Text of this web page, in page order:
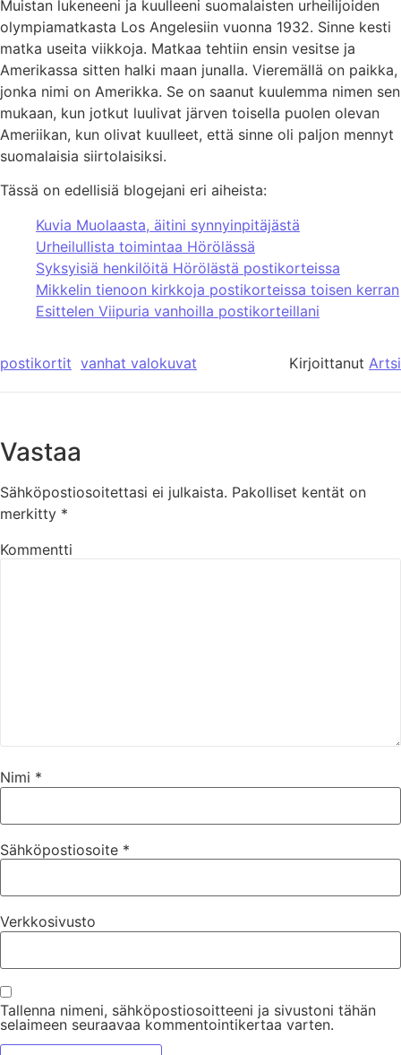
Muistan lukeneeni ja kuulleeni suomalaisten urheilijoiden
olympiamatkasta Los Angelesiin vuonna 1932. Sinne kesti
matka useita viikkoja. Matkaa tehtiin ensin vesitse ja
Amerikassa sitten halki maan junalla. Vieremällä on paikka,
jonka nimi on Amerikka. Se on saanut kuulemma nimen sen
mukaan, kun jotkut luulivat järven toisella puolen olevan
Ameriikan, kun olivat kuulleet, että sinne oli paljon mennyt
suomalaisia siirtolaisiksi.
Tässä on edellisiä blogejani eri aiheista:
Kuvia Muolaasta, äitini synnyinpitäjästä
Urheilullista toimintaa Hörölässä
Syksyisiä henkilöitä Hörölästä postikorteissa
Mikkelin tienoon kirkkoja postikorteissa toisen kerran
Esittelen Viipuria vanhoilla postikorteillani
postikortit vanhat valokuvat Kirjoittanut Artsi
Vastaa
Sähköpostiosoitettasi ei julkaista. Pakolliset kentät on
merkitty *
Kommentti
Nimi *
Sähköpostiosoite *
Verkkosivusto
Tallenna nimeni, sähköpostiosoitteeni ja sivustoni tähän
selaimeen seuraavaa kommentointikertaa varten.